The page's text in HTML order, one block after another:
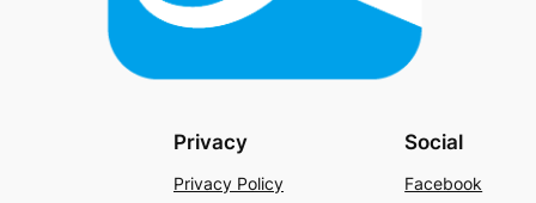
Privacy
Privacy Policy
Social
Facebook